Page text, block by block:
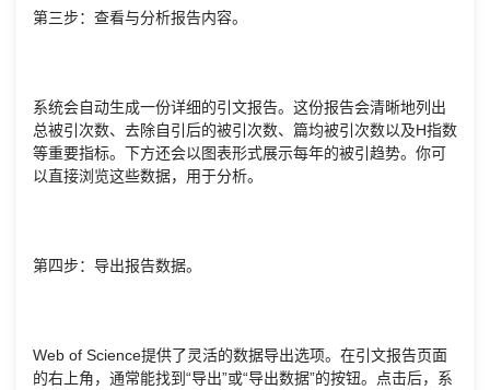
第三步：查看与分析报告内容。
系统会自动生成一份详细的引文报告。这份报告会清晰地列出
总被引次数、去除自引后的被引次数、篇均被引次数以及H指数
等重要指标。下方还会以图表形式展示每年的被引趋势。你可
以直接浏览这些数据，用于分析。
第四步：导出报告数据。
Web of Science提供了灵活的数据导出选项。在引文报告页面
的右上角，通常能找到“导出”或“导出数据”的按钮。点击后，系